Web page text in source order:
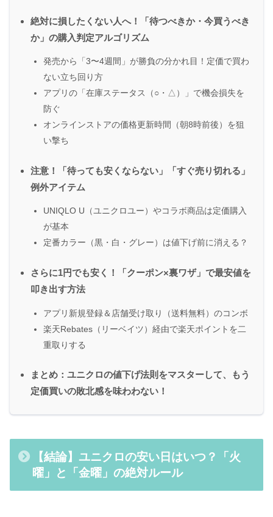
絶対に損したくない人へ！「待つべきか・今買うべき
か」の購入判定アルゴリズム
発売から「3〜4週間」が勝負の分かれ目！定価で買わ
ない立ち回り方
アプリの「在庫ステータス（○・△）」で機会損失を
防ぐ
オンラインストアの価格更新時間（朝8時前後）を狙
い撃ち
注意！「待っても安くならない」「すぐ売り切れる」
例外アイテム
UNIQLO U（ユニクロユー）やコラボ商品は定価購入
が基本
定番カラー（黒・白・グレー）は値下げ前に消える？
さらに1円でも安く！「クーポン×裏ワザ」で最安値を
叩き出す方法
アプリ新規登録＆店舗受け取り（送料無料）のコンボ
楽天Rebates（リーベイツ）経由で楽天ポイントを二
重取りする
まとめ：ユニクロの値下げ法則をマスターして、もう
定価買いの敗北感を味わわない！
【結論】ユニクロの安い日はいつ？「火
曜」と「金曜」の絶対ルール